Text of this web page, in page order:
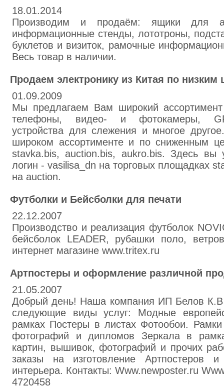
18.01.2014
Производим и продаём: ящики для
информационные стенды, лототроны,
буклетов и визиток, рамочные
Весь товар в наличии.
Продаем электронику из Китая по низким
01.09.2009
Мы предлагаем Вам широкий
телефоны, видео- и фотокамеры,
устройства для слежения и многое
широком ассортименте и по сниженным
stavka.bis, auction.bis, aukro.bis. Здесь
лoгин - vasilisa_dn на торговых площадках
на auction.
Футболки и Бейсболки для печати
22.12.2007
Производство и реализация футболок
бейсболок LEADER, рубашки поло,
интернет магазине www.tritex.ru
Артпостеры и оформление различной
21.05.2007
Добрый день! Наша компания ИП Белов К.В
следующие виды услуг: Модные
рамках Постеры в листах Фотообои.
фотографий и дипломов Зеркала в
картин, вышивок, фотографий и прочих
заказы на изготовление Артпостеров
интерьера. Контакты: Www.newposter.ru
4720458